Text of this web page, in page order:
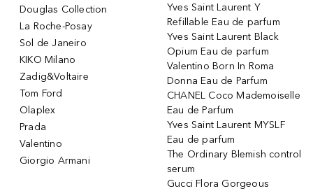
Douglas Collection
La Roche-Posay
Sol de Janeiro
KIKO Milano
Zadig&Voltaire
Tom Ford
Olaplex
Prada
Valentino
Giorgio Armani
Yves Saint Laurent Y
Refillable Eau de parfum
Yves Saint Laurent Black
Opium Eau de parfum
Valentino Born In Roma
Donna Eau de Parfum
CHANEL Coco Mademoiselle
Eau de Parfum
Yves Saint Laurent MYSLF
Eau de parfum
The Ordinary Blemish control
serum
Gucci Flora Gorgeous